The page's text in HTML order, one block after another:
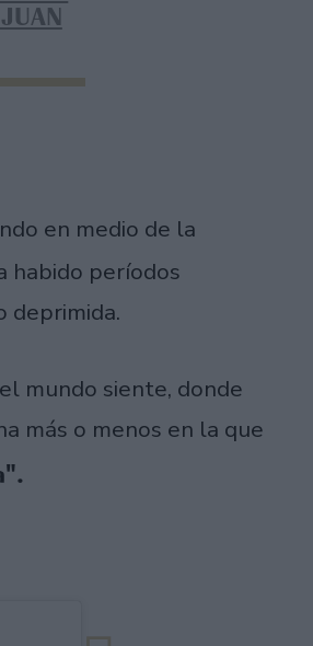
en medio de la
habido períodos
deprimida.
mundo siente, donde
más o menos en la que